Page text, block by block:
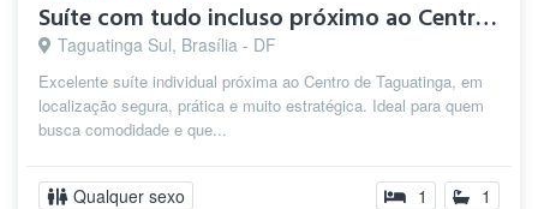
Suíte com tudo incluso próximo ao Centro...
Taguatinga Sul, Brasília - DF
Excelente suíte individual próxima ao Centro de Taguatinga, em
localização segura, prática e muito estratégica. Ideal para quem
busca comodidade e que...
Qualquer sexo 1 1